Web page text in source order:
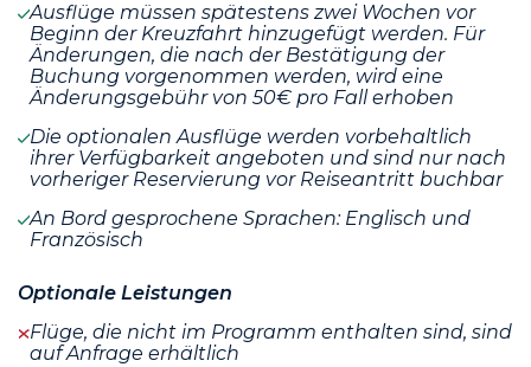
Ausflüge müssen spätestens zwei Wochen vor
Beginn der Kreuzfahrt hinzugefügt werden. Für
Änderungen, die nach der Bestätigung der
Buchung vorgenommen werden, wird eine
Änderungsgebühr von 50€ pro Fall erhoben
Die optionalen Ausflüge werden vorbehaltlich
ihrer Verfügbarkeit angeboten und sind nur nach
vorheriger Reservierung vor Reiseantritt buchbar
An Bord gesprochene Sprachen: Englisch und
Französisch
Optionale Leistungen
Flüge, die nicht im Programm enthalten sind, sind
auf Anfrage erhältlich